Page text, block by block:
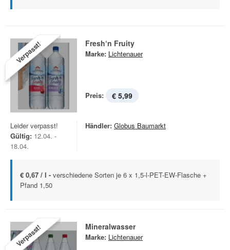
Verpasst! Fresh‘n Fruity
Marke: Lichtenauer
Preis: € 5,99
Leider verpasst!
Gültig: 12.04. -
18.04.
Händler: Globus Baumarkt
€ 0,67 / l - verschiedene Sorten je 6 x 1,5-l-PET-EW-Flasche +
Pfand 1,50
Verpasst! Mineralwasser
Marke: Lichtenauer